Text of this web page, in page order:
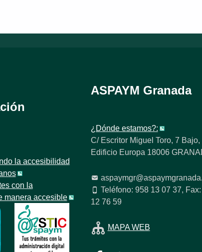
la accesibilidad
con la
manera accesible
ASPAYM Granada
¿Dónde estamos?:
C/ Escritor Miguel Toro, 7 Bajo,
Edificio Europa 18006
Teléfono: 958 13 07 37,
12 76 59
MAPA WEB